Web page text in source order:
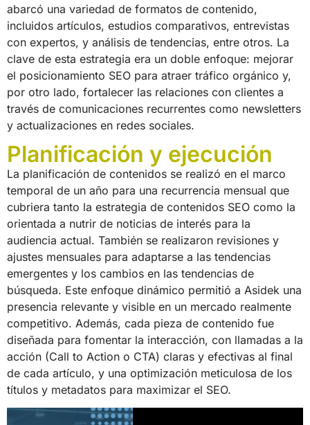
abarcó una variedad de formatos de contenido,
incluidos artículos, estudios comparativos, entrevistas
con expertos, y análisis de tendencias, entre otros. La
clave de esta estrategia era un doble enfoque: mejorar
el posicionamiento SEO para atraer tráfico orgánico y,
por otro lado, fortalecer las relaciones con clientes a
través de comunicaciones recurrentes como newsletters
y actualizaciones en redes sociales.
Planificación y ejecución
La planificación de contenidos se realizó en el marco
temporal de un año para una recurrencia mensual que
cubriera tanto la estrategia de contenidos SEO como la
orientada a nutrir de noticias de interés para la
audiencia actual. También se realizaron revisiones y
ajustes mensuales para adaptarse a las tendencias
emergentes y los cambios en las tendencias de
búsqueda. Este enfoque dinámico permitió a Asidek una
presencia relevante y visible en un mercado realmente
competitivo. Además, cada pieza de contenido fue
diseñada para fomentar la interacción, con llamadas a la
acción (Call to Action o CTA) claras y efectivas al final
de cada artículo, y una optimización meticulosa de los
títulos y metadatos para maximizar el SEO.